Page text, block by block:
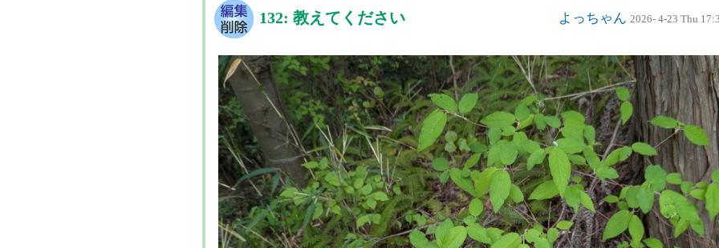
132: 教えてください よっちゃん 2026- 4-23 Thu